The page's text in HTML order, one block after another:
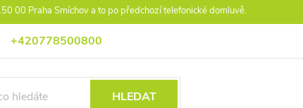
00 Praha Smíchov a to po předchozí telefonické domluvě.
+420778500800
Inovation Práva z vad reklamace
HLEDAT